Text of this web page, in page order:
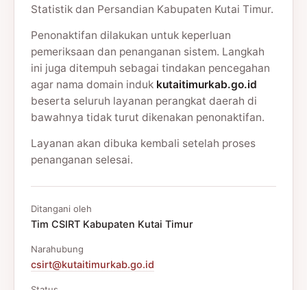
Statistik dan Persandian Kabupaten Kutai Timur.
Penonaktifan dilakukan untuk keperluan
pemeriksaan dan penanganan sistem. Langkah
ini juga ditempuh sebagai tindakan pencegahan
agar nama domain induk kutaitimurkab.go.id
beserta seluruh layanan perangkat daerah di
bawahnya tidak turut dikenakan penonaktifan.
Layanan akan dibuka kembali setelah proses
penanganan selesai.
Ditangani oleh
Tim CSIRT Kabupaten Kutai Timur
Narahubung
csirt@kutaitimurkab.go.id